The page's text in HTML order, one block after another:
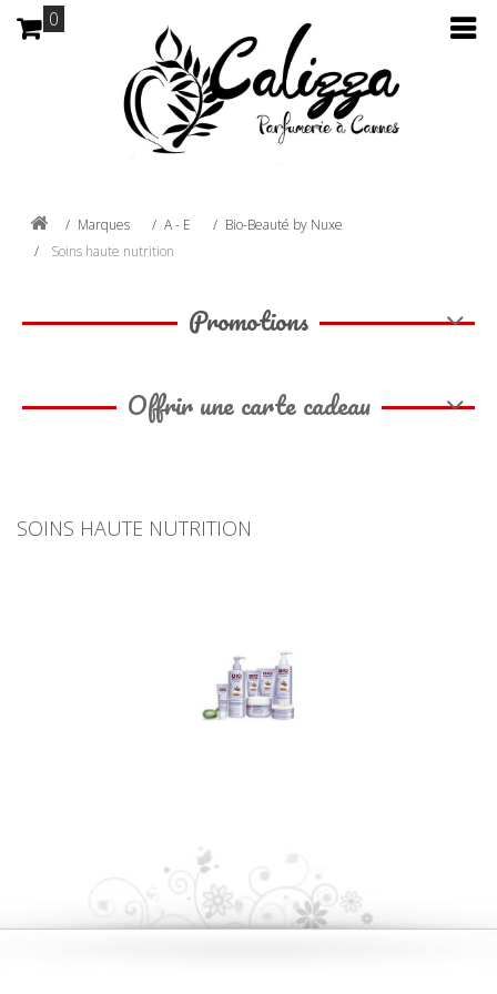
0
Marques A - E
Bio-Beauté by Nuxe
Soins haute nutrition
Promotions
Offrir une carte cadeau
SOINS HAUTE NUTRITION